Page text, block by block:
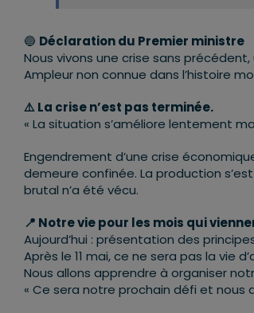
🔵 Déclaration du Premier ministre
Nous vivons une crise sans
Ampleur non connue dans l’histoire
⚠️ La crise n’est pas terminée.
« La situation s’améliore lentement
Engendrement d’une crise
demeure confinée. La production
brutal n’a été vécu.
📍 Notre vie pour les mois qui
Aujourd’hui : présentation des
Après le 11 mai, ce ne sera pas la vie
Nous allons apprendre à organiser
« Ce sera notre prochain défi et nous